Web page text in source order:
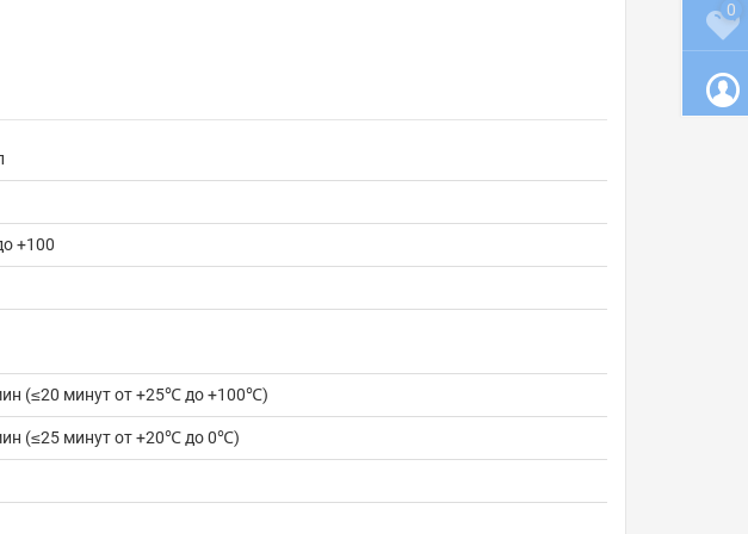
+100
(≤20 минут от +25℃ до +100℃)
(≤25 минут от +20℃ до 0℃)
0